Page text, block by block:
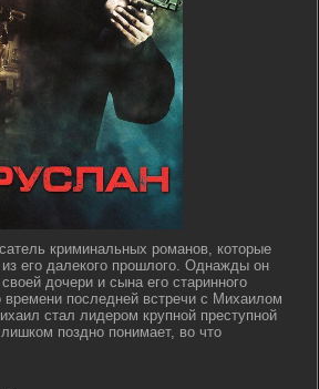
криминальных романов, которые
его далекого прошлого. Однажды он
дочери и сына его старинного
последней встречи с Михаилом
стал лидером крупной преступной
поздно понимает, во что